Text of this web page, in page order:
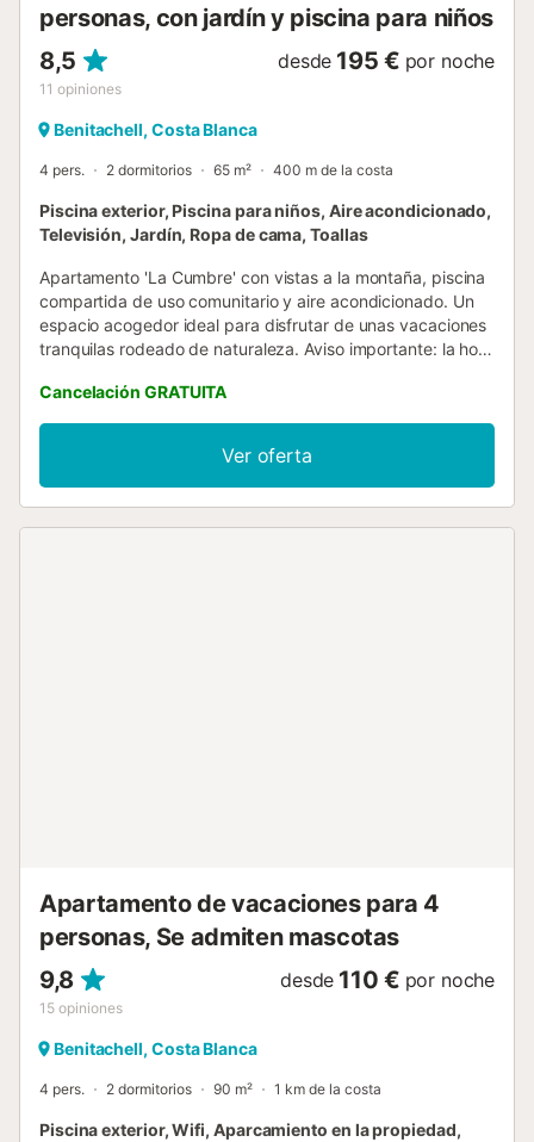
personas, con jardín y piscina para niños
8,5
11 opiniones
desde 195 € por noche
Benitachell, Costa Blanca
4 pers. 2 dormitorios 65 m² 400 m de la costa
Piscina exterior, Piscina para niños, Aire acondicionado,
Televisión, Jardín, Ropa de cama, Toallas
Apartamento 'La Cumbre' con vistas a la montaña, piscina
compartida de uso comunitario y aire acondicionado. Un
espacio acogedor ideal para disfrutar de unas vacaciones
tranquilas rodeado de naturaleza. Aviso importante: la hora
horario podrán conllevar un cargo adicional disponible por
un suplemento....
Cancelación GRATUITA
Ver oferta
Apartamento de vacaciones para 4
personas, Se admiten mascotas
9,8
15 opiniones
desde 110 € por noche
Benitachell, Costa Blanca
4 pers. 2 dormitorios 90 m² 1 km de la costa
Piscina exterior, Wifi, Aparcamiento en la propiedad,